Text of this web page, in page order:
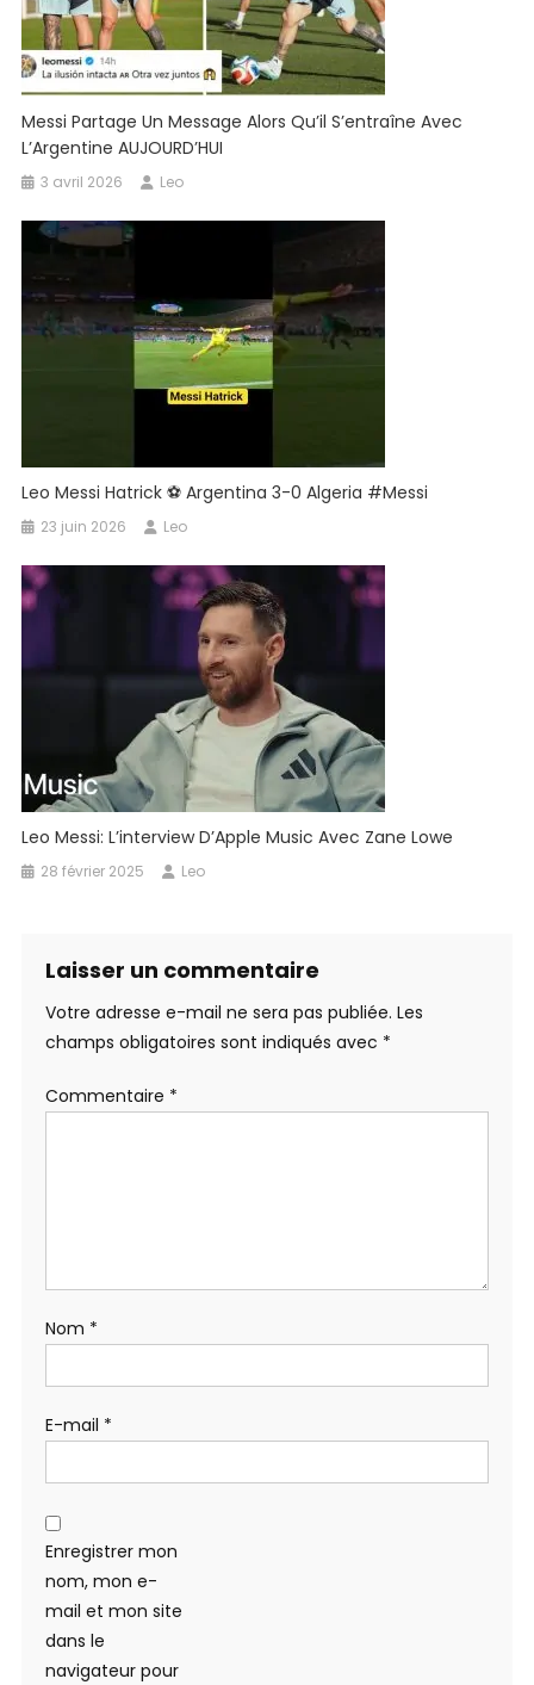
Messi Partage Un Message Alors Qu’il S’entraîne Avec
L’Argentine AUJOURD’HUI
3 avril 2026 Leo
Leo Messi Hatrick ⚽️ Argentina 3-0 Algeria #messi
23 juin 2026 Leo
Leo Messi: L’interview D’Apple Music Avec Zane Lowe
28 février 2025 Leo
Laisser un commentaire
Votre adresse e-mail ne sera pas publiée. Les
champs obligatoires sont indiqués avec *
Commentaire *
Nom *
E-mail *
Enregistrer mon
nom, mon e-
mail et mon site
dans le
navigateur pour